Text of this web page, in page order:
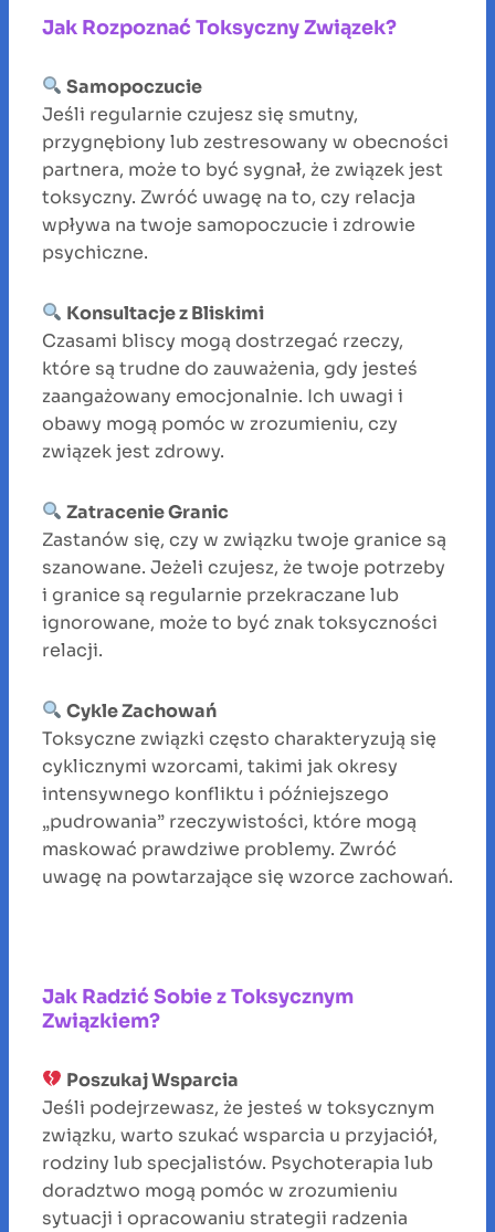
Jak Rozpoznać Toksyczny Związek?
Samopoczucie
Jeśli regularnie czujesz się smutny,
przygnębiony lub zestresowany w obecności
partnera, może to być sygnał, że związek jest
toksyczny. Zwróć uwagę na to, czy relacja
wpływa na twoje samopoczucie i zdrowie
psychiczne.
Konsultacje z Bliskimi
Czasami bliscy mogą dostrzegać rzeczy,
które są trudne do zauważenia, gdy jesteś
zaangażowany emocjonalnie. Ich uwagi i
obawy mogą pomóc w zrozumieniu, czy
związek jest zdrowy.
Zatracenie Granic
Zastanów się, czy w związku twoje granice są
szanowane. Jeżeli czujesz, że twoje potrzeby
i granice są regularnie przekraczane lub
ignorowane, może to być znak toksyczności
relacji.
Cykle Zachowań
Toksyczne związki często charakteryzują się
cyklicznymi wzorcami, takimi jak okresy
intensywnego konfliktu i późniejszego
„pudrowania” rzeczywistości, które mogą
maskować prawdziwe problemy. Zwróć
uwagę na powtarzające się wzorce zachowań.
Jak Radzić Sobie z Toksycznym
Związkiem?
Poszukaj Wsparcia
Jeśli podejrzewasz, że jesteś w toksycznym
związku, warto szukać wsparcia u przyjaciół,
rodziny lub specjalistów. Psychoterapia lub
doradztwo mogą pomóc w zrozumieniu
sytuacji i opracowaniu strategii radzenia